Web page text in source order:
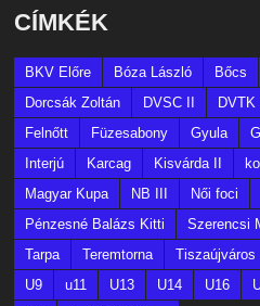
CÍMKÉK
BKV Előre Bóza László Bőcs
Dorcsák Zoltán
DVSC II DVTK II
Felnőtt
Füzesabony Gyula
Interjú
Karcag Kisvárda II
Magyar Kupa
NB III Női foci
Pénzesné Balázs Kitti
Szerencsi
Tarpa
Teremtorna Tiszaújváros
U9
u11 U13 U14 U16